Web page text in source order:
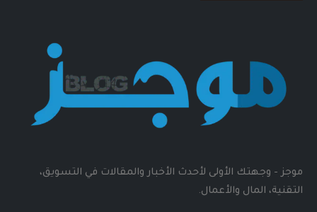
موجز - وجهتك الأولى لأحدث الأخبار والمقالات في التسويق،
التقنية، المال والأعمال.